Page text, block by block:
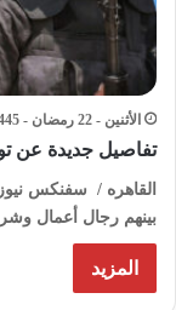
الأثنين - 22 رمضان - 1445هـ / 1 أبريل - 2024م / 7:38 صباحًا
تفاصيل جديدة عن
بينهم رجال أعمال
المزيد